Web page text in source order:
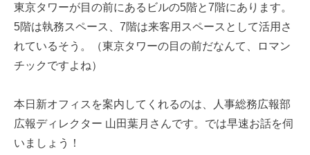
東京タワーが目の前にあるビルの5階と7階にあります。
5階は執務スペース、7階は来客用スペースとして活用さ
れているそう。（東京タワーの目の前だなんて、ロマン
チックですよね）
本日新オフィスを案内してくれるのは、人事総務広報部
広報ディレクター 山田葉月さんです。では早速お話を伺
いましょう！